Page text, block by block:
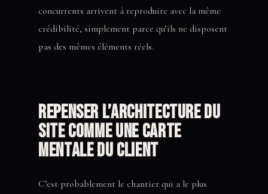
concurrents arrivent à reproduire avec la même
crédibilité, simplement parce qu’ils ne disposent
pas des mêmes éléments réels.
Repenser l’architecture du
site comme une carte
mentale du client
C’est probablement le chantier qui a le plus